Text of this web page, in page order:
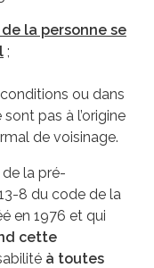
la personne se
;
ou dans
pas à l’origine
de voisinage.
de la pré-
8 du code de la
en 1976 et qui
cette
à toutes